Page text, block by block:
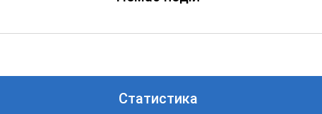
Статистика